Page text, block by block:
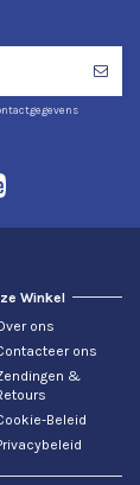
Winkel
ons
ons
&
Beleid